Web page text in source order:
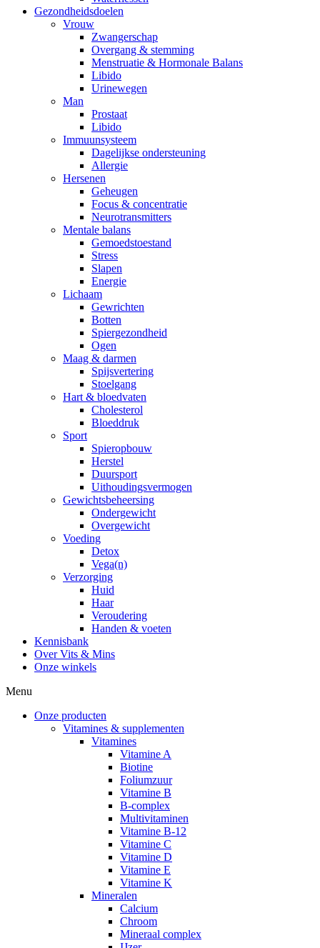
Gezondheidsdoelen
Vrouw
Zwangerschap
Overgang & stemming
Menstruatie & Hormonale Balans
Libido
Urinewegen
Man
Prostaat
Libido
Immuunsysteem
Dagelijkse ondersteuning
Allergie
Hersenen
Geheugen
Focus & concentratie
Neurotransmitters
Mentale balans
Gemoedstoestand
Stress
Slapen
Energie
Lichaam
Gewrichten
Botten
Spiergezondheid
Ogen
Maag & darmen
Spijsvertering
Stoelgang
Hart & bloedvaten
Cholesterol
Bloeddruk
Sport
Spieropbouw
Herstel
Duursport
Uithoudingsvermogen
Gewichtsbeheersing
Ondergewicht
Overgewicht
Voeding
Detox
Vega(n)
Verzorging
Huid
Haar
Veroudering
Handen & voeten
Kennisbank
Over Vits & Mins
Onze winkels
Menu
Onze producten
Vitamines & supplementen
Vitamines
Vitamine A
Biotine
Foliumzuur
Vitamine B
B-complex
Multivitaminen
Vitamine B-12
Vitamine C
Vitamine D
Vitamine E
Vitamine K
Mineralen
Calcium
Chroom
Mineraal complex